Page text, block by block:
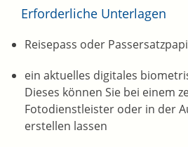
Erforderliche Unterlagen
Reisepass oder
ein aktuelles digitales
Dieses können Sie bei einem
Fotodienstleister oder in der
erstellen lassen